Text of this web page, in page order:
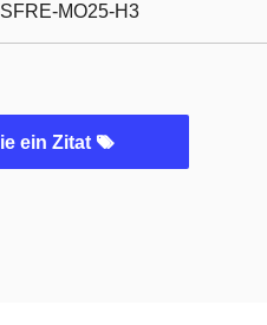
MO25-H3
ein Zitat